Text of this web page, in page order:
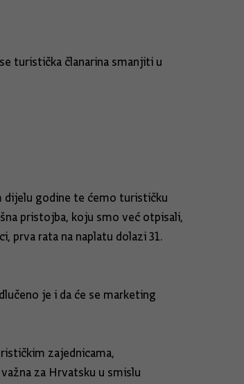
turistička članarina smanjiti u
dijelu godine te ćemo turističku
pristojba, koju smo već otpisali,
prva rata na naplatu dolazi 31.
je i da će se marketing
zajednicama,
za Hrvatsku u smislu